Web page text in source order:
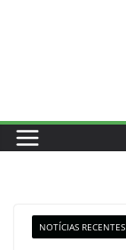
NOTÍCIAS RECENTES